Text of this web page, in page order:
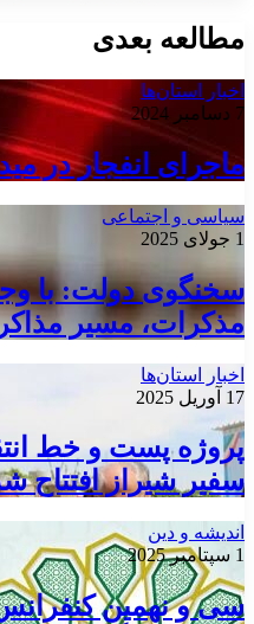
مطالعه بعدی
اخبار استان‌ها
7 دسامبر 2024
ماجرای انفجار در
سیاسی و اجتماعی
1 جولای 2025
سخنگوی دولت: با
مذکرات، مسیر
اخبار استان‌ها
17 آوریل 2025
سفیر شیراز افتتاح
اندیشه و دین
1 سپتامبر 2025
سی و نهمین